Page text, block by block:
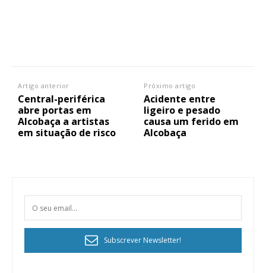
Artigo anterior
Central-periférica
abre portas em
Alcobaça a artistas
em situação de risco
Próximo artigo
Acidente entre
ligeiro e pesado
causa um ferido em
Alcobaça
Subscrever Newsletter!